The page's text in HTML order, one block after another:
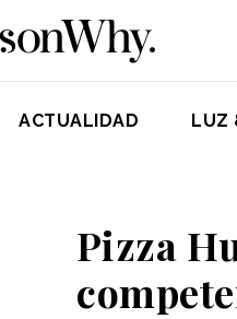
ACTUALIDAD LUZ
Pizza